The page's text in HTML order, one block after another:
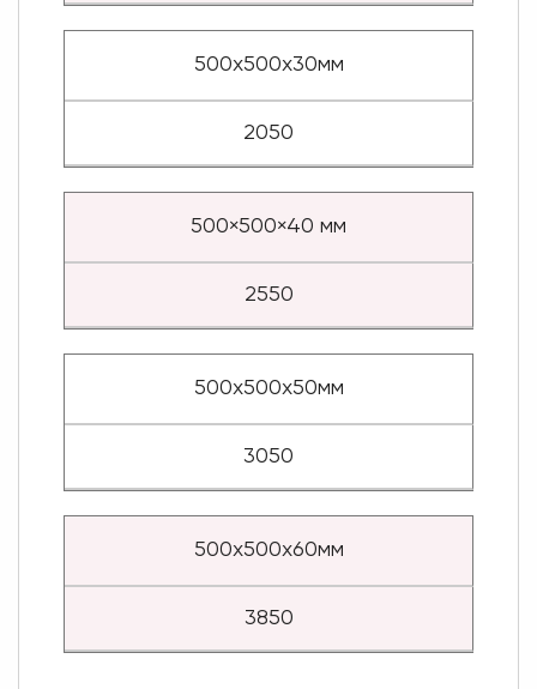
500х500х30мм
2050
500×500×40 мм
2550
500х500х50мм
3050
500х500х60мм
3850